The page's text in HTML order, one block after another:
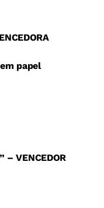
papel
– VENCEDOR